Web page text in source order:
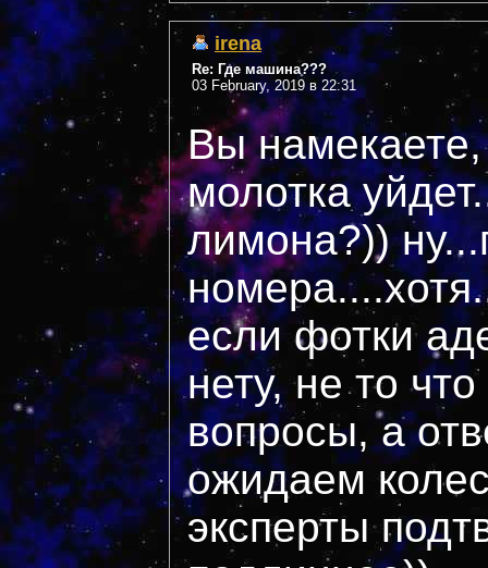
irena
Re: Где машина???
03 February, 2019 в 22:31
Вы намекаете,
молотка
лимона?))
если фотки
нету, не то
вопросы, а
ожидаем
эксперты